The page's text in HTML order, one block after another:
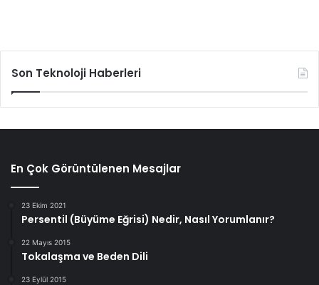
Son Teknoloji Haberleri
En Çok Görüntülenen Mesajlar
23 Ekim 2021
Persentil (Büyüme Eğrisi) Nedir, Nasıl Yorumlanır?
22 Mayıs 2015
Tokalaşma ve Beden Dili
23 Eylül 2015